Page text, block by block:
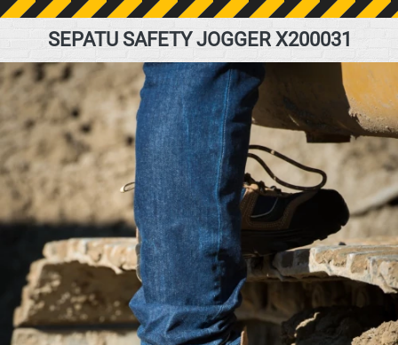
SEPATU SAFETY JOGGER X200031